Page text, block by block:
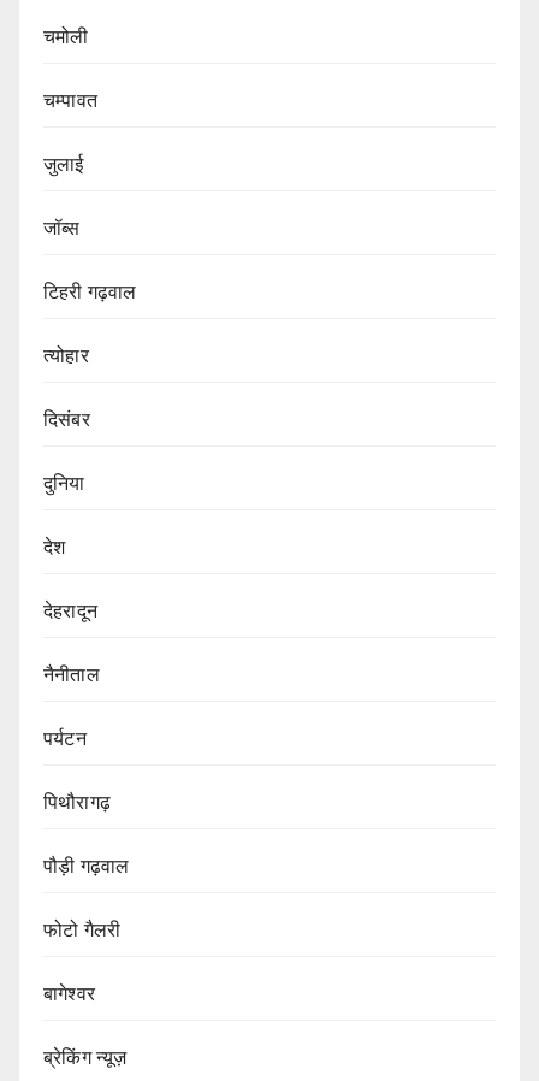
चमोली
चम्पावत
जुलाई
जॉब्स
टिहरी गढ़वाल
त्योहार
दिसंबर
दुनिया
देश
देहरादून
नैनीताल
पर्यटन
पिथौरागढ़
पौड़ी गढ़वाल
फोटो गैलरी
बागेश्वर
ब्रेकिंग न्यूज़